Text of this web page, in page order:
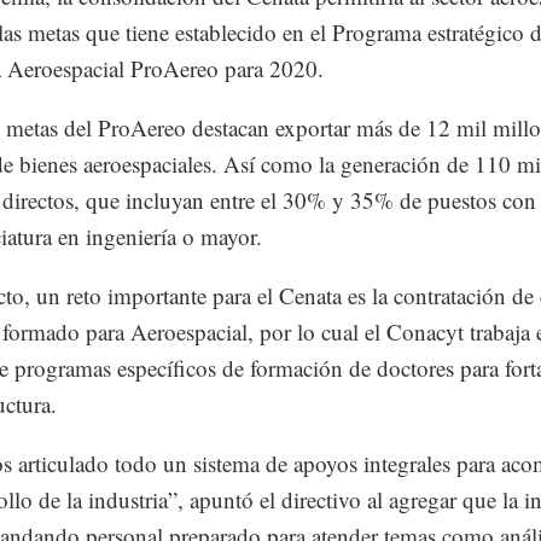
metas que tiene establecido en el Programa estratégico
ProAereo para 2020.
del ProAereo destacan exportar más de 12 mil
bienes aeroespaciales. Así como la generación de 110
que incluyan entre el 30% y 35% de puestos
en ingeniería o mayor.
un reto importante para el Cenata es la contratación de
para Aeroespacial, por lo cual el Conacyt trabaja
programas específicos de formación de doctores para
articulado todo un sistema de apoyos integrales para
de la industria”, apuntó el directivo al agregar que la